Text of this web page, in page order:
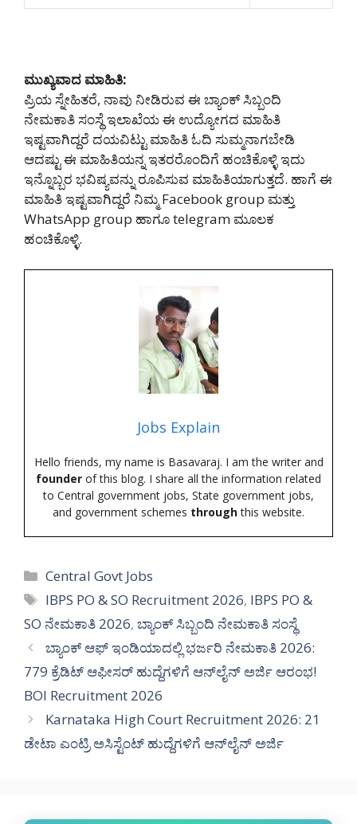
ಮುಖ್ಯವಾದ ಮಾಹಿತಿ:
ಪ್ರಿಯ ಸ್ನೇಹಿತರೆ, ನಾವು ನೀಡಿರುವ ಈ ಬ್ಯಾಂಕ್ ಸಿಬ್ಬಂದಿ
ನೇಮಕಾತಿ ಸಂಸ್ಥೆ ಇಲಾಖೆಯ ಈ ಉದ್ಯೋಗದ ಮಾಹಿತಿ
ಇಷ್ಟವಾಗಿದ್ದರೆ ದಯವಿಟ್ಟು ಮಾಹಿತಿ ಓದಿ ಸುಮ್ಮನಾಗಬೇಡಿ
ಆದಷ್ಟು ಈ ಮಾಹಿತಿಯನ್ನ ಇತರರೊಂದಿಗೆ ಹಂಚಿಕೊಳ್ಳಿ ಇದು
ಇನ್ನೊಬ್ಬರ ಭವಿಷ್ಯವನ್ನು ರೂಪಿಸುವ ಮಾಹಿತಿಯಾಗುತ್ತದೆ. ಹಾಗೆ ಈ
ಮಾಹಿತಿ ಇಷ್ಟವಾಗಿದ್ದರೆ ನಿಮ್ಮ Facebook group ಮತ್ತು
WhatsApp group ಹಾಗೂ telegram ಮೂಲಕ
ಹಂಚಿಕೊಳ್ಳಿ.
Jobs Explain
Hello friends, my name is Basavaraj. I am the writer and
founder of this blog. I share all the information related
to Central government jobs, State government jobs,
and government schemes throughthis website.
Categories
Central Govt Jobs
Tags
IBPS PO & SO Recruitment 2026, IBPS PO &
SO ನೇಮಕಾತಿ 2026, ಬ್ಯಾಂಕ್ ಸಿಬ್ಬಂದಿ ನೇಮಕಾತಿ ಸಂಸ್ಥೆ
ಬ್ಯಾಂಕ್ ಆಫ್ ಇಂಡಿಯಾದಲ್ಲಿ ಭರ್ಜರಿ ನೇಮಕಾತಿ 2026:
779 ಕ್ರೆಡಿಟ್ ಆಫೀಸರ್ ಹುದ್ದೆಗಳಿಗೆ ಆನ್‌ಲೈನ್ ಅರ್ಜಿ ಆರಂಭ!
BOI Recruitment 2026
Karnataka High Court Recruitment 2026: 21
ಡೇಟಾ ಎಂಟ್ರಿ ಅಸಿಸ್ಟೆಂಟ್ ಹುದ್ದೆಗಳಿಗೆ ಆನ್‌ಲೈನ್ ಅರ್ಜಿ